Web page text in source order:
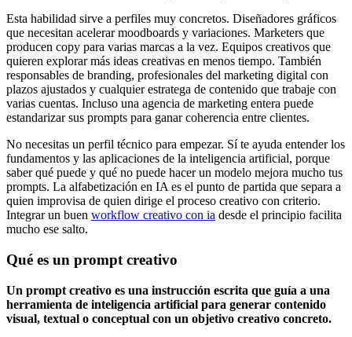
Esta habilidad sirve a perfiles muy concretos. Diseñadores gráficos
que necesitan acelerar moodboards y variaciones. Marketers que
producen copy para varias marcas a la vez. Equipos creativos que
quieren explorar más ideas creativas en menos tiempo. También
responsables de branding, profesionales del marketing digital con
plazos ajustados y cualquier estratega de contenido que trabaje con
varias cuentas. Incluso una agencia de marketing entera puede
estandarizar sus prompts para ganar coherencia entre clientes.
No necesitas un perfil técnico para empezar. Sí te ayuda entender los
fundamentos y las aplicaciones de la inteligencia artificial, porque
saber qué puede y qué no puede hacer un modelo mejora mucho tus
prompts. La alfabetización en IA es el punto de partida que separa a
quien improvisa de quien dirige el proceso creativo con criterio.
Integrar un buen workflow creativo con ia desde el principio facilita
mucho ese salto.
Qué es un prompt creativo
Un prompt creativo es una instrucción escrita que guía a una
herramienta de inteligencia artificial para generar contenido
visual, textual o conceptual con un objetivo creativo concreto.